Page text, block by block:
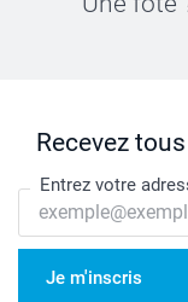
Recevez
Entrez votre
Je m'inscris